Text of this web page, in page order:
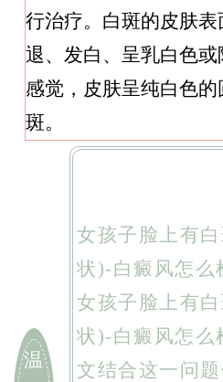
行治疗。白斑的皮肤
退、发白、呈乳白色
感觉，皮肤呈纯白色
斑。
温
女孩子脸上有
状)-白癜风怎么
女孩子脸上有
状)-白癜风怎么
文结合这一问